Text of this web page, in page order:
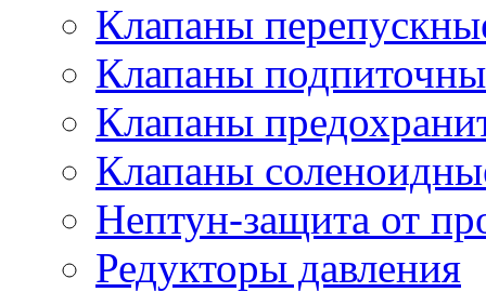
Клапаны
Клапаны
Клапаны
Клапаны
Нептун-защита от
Редукторы давления